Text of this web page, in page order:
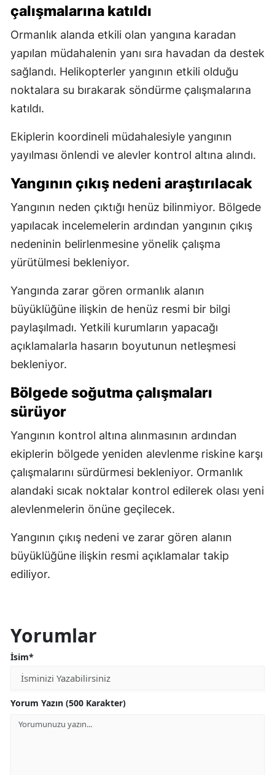
çalışmalarına katıldı
Ormanlık alanda etkili olan yangına karadan
yapılan müdahalenin yanı sıra havadan da destek
sağlandı. Helikopterler yangının etkili olduğu
noktalara su bırakarak söndürme çalışmalarına
katıldı.
Ekiplerin koordineli müdahalesiyle yangının
yayılması önlendi ve alevler kontrol altına alındı.
Yangının çıkış nedeni araştırılacak
Yangının neden çıktığı henüz bilinmiyor. Bölgede
yapılacak incelemelerin ardından yangının çıkış
nedeninin belirlenmesine yönelik çalışma
yürütülmesi bekleniyor.
Yangında zarar gören ormanlık alanın
büyüklüğüne ilişkin de henüz resmi bir bilgi
paylaşılmadı. Yetkili kurumların yapacağı
açıklamalarla hasarın boyutunun netleşmesi
bekleniyor.
Bölgede soğutma çalışmaları
sürüyor
Yangının kontrol altına alınmasının ardından
ekiplerin bölgede yeniden alevlenme riskine karşı
çalışmalarını sürdürmesi bekleniyor. Ormanlık
alandaki sıcak noktalar kontrol edilerek olası yeni
alevlenmelerin önüne geçilecek.
Yangının çıkış nedeni ve zarar gören alanın
büyüklüğüne ilişkin resmi açıklamalar takip
ediliyor.
Yorumlar
İsim*
Yorum Yazın (500 Karakter)